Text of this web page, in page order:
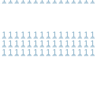
1 1 1 1 1 1 1 1 1 1 1 1 1 1 1
1 1 1 1 1 1 1 1 1 1 1 1 1 1 1
1 1 1 1 1 1 1 1 1 1 1 1 1 1 1